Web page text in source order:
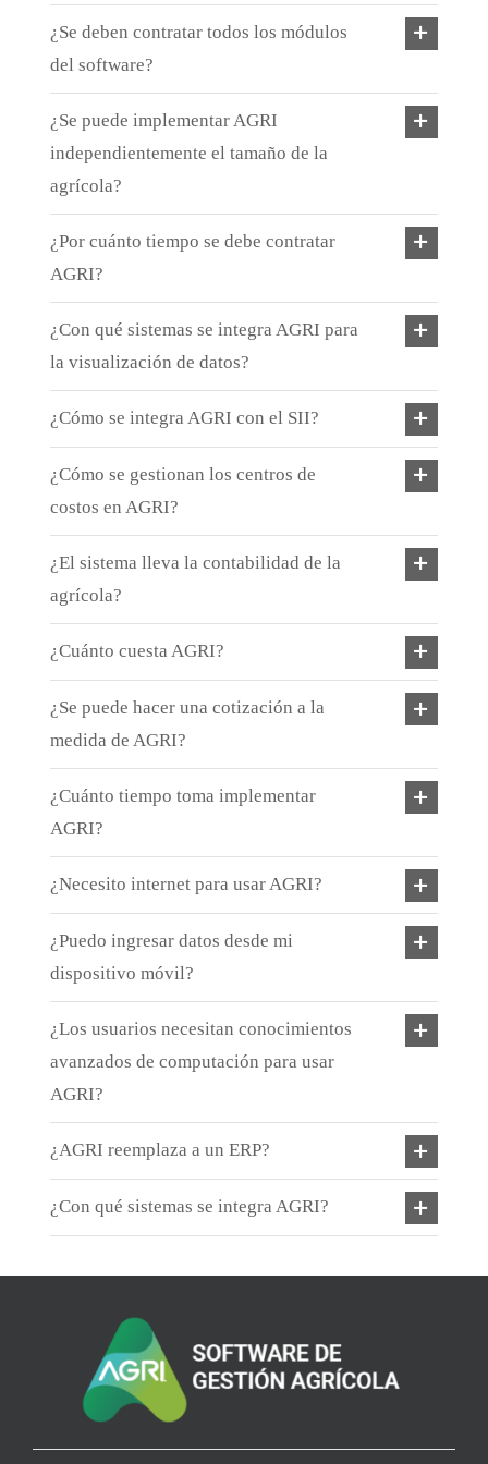
¿Se deben contratar todos los módulos
del software?
¿Se puede implementar AGRI
independientemente el tamaño de la
agrícola?
¿Por cuánto tiempo se debe contratar
AGRI?
¿Con qué sistemas se integra AGRI para
la visualización de datos?
¿Cómo se integra AGRI con el SII?
¿Cómo se gestionan los centros de
costos en AGRI?
¿El sistema lleva la contabilidad de la
agrícola?
¿Cuánto cuesta AGRI?
¿Se puede hacer una cotización a la
medida de AGRI?
¿Cuánto tiempo toma implementar
AGRI?
¿Necesito internet para usar AGRI?
¿Puedo ingresar datos desde mi
dispositivo móvil?
¿Los usuarios necesitan conocimientos
avanzados de computación para usar
AGRI?
¿AGRI reemplaza a un ERP?
¿Con qué sistemas se integra AGRI?